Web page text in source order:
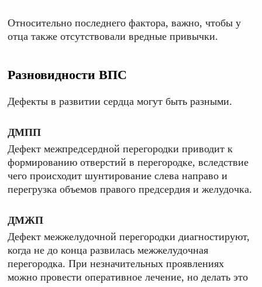
Относительно последнего фактора, важно, чтобы у
отца также отсутствовали вредные привычки.
Разновидности ВПС
Дефекты в развитии сердца могут быть разными.
ДМПП
Дефект межпредсердной перегородки приводит к
формированию отверстий в перегородке, вследствие
чего происходит шунтирование слева направо и
перегрузка объемов правого предсердия и желудочка.
ДМЖП
Дефект межжелудочной перегородки диагностируют,
когда не до конца развилась межжелудочная
перегородка. При незначительных проявлениях
можно провести оперативное лечение, но делать это